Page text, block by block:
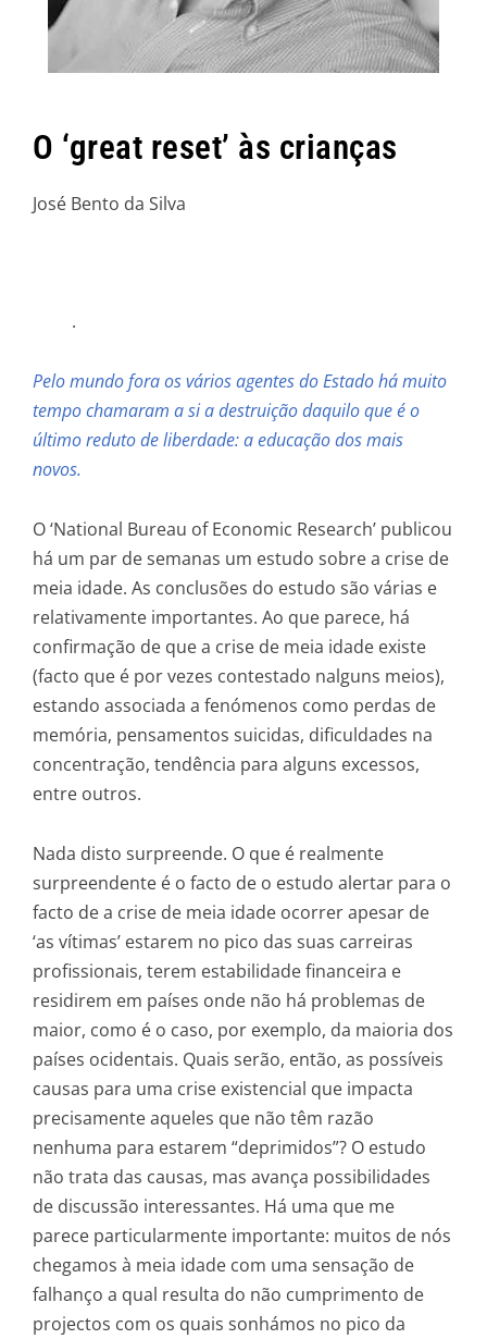
O ‘great reset’ às crianças
José Bento da Silva
.
Pelo mundo fora os vários agentes do Estado há muito
tempo chamaram a si a destruição daquilo que é o
último reduto de liberdade: a educação dos mais
novos.
O ‘National Bureau of Economic Research’ publicou
há um par de semanas um estudo sobre a crise de
meia idade. As conclusões do estudo são várias e
relativamente importantes. Ao que parece, há
confirmação de que a crise de meia idade existe
(facto que é por vezes contestado nalguns meios),
estando associada a fenómenos como perdas de
memória, pensamentos suicidas, dificuldades na
concentração, tendência para alguns excessos,
entre outros.
Nada disto surpreende. O que é realmente
surpreendente é o facto de o estudo alertar para o
facto de a crise de meia idade ocorrer apesar de
‘as vítimas’ estarem no pico das suas carreiras
profissionais, terem estabilidade financeira e
residirem em países onde não há problemas de
maior, como é o caso, por exemplo, da maioria dos
países ocidentais. Quais serão, então, as possíveis
causas para uma crise existencial que impacta
precisamente aqueles que não têm razão
nenhuma para estarem “deprimidos”? O estudo
não trata das causas, mas avança possibilidades
de discussão interessantes. Há uma que me
parece particularmente importante: muitos de nós
chegamos à meia idade com uma sensação de
falhanço a qual resulta do não cumprimento de
projectos com os quais sonhámos no pico da